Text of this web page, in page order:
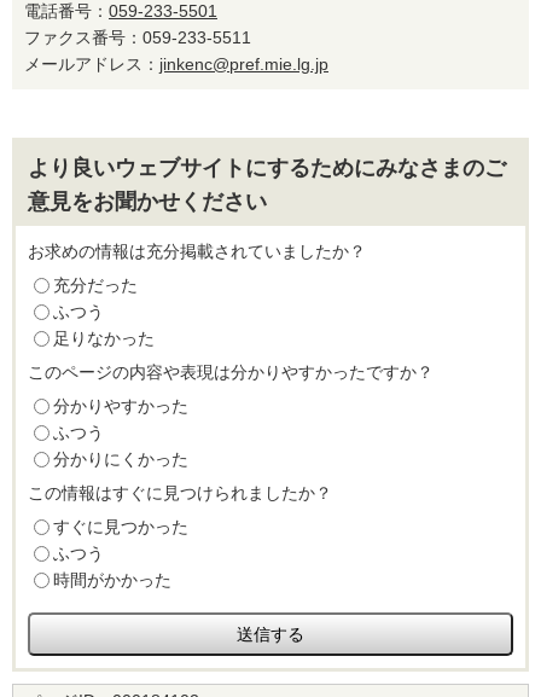
電話番号： 059-233-5501
ファクス番号：059-233-5511
メールアドレス： jinkenc@pref.mie.lg.jp
より良いウェブサイトにするためにみなさまのご
意見をお聞かせください
お求めの情報は充分掲載されていましたか？
充分だった
ふつう
足りなかった
このページの内容や表現は分かりやすかったですか？
分かりやすかった
ふつう
分かりにくかった
この情報はすぐに見つけられましたか？
すぐに見つかった
ふつう
時間がかかった